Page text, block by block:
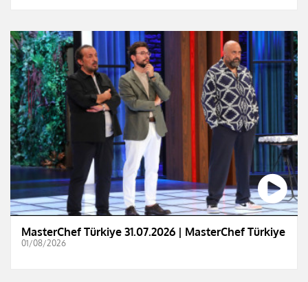
MasterChef Türkiye 31.07.2026 | MasterChef Türkiye
01/08/2026